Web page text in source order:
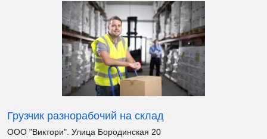
Грузчик разнорабочий на склад
ООО "Виктори". Улица Бородинская 20